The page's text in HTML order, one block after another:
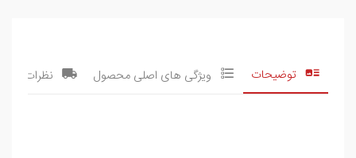
توضیحات ویژگی های اصلی محصول نظرات